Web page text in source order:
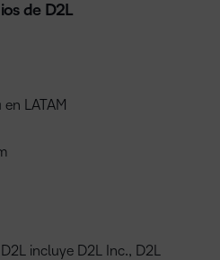
de D2L
LATAM
incluye D2L Inc., D2L